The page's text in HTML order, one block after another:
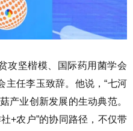
攻坚楷模、国际药用菌学会
主任李玉致辞。他说，“七河
产业创新发展的生动典范。
+农户”的协同路径，不仅带